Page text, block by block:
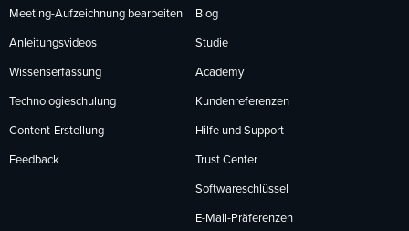
Meeting-Aufzeichnung bearbeiten
Anleitungsvideos
Wissenserfassung
Technologieschulung
Content-Erstellung
Feedback
Blog
Studie
Academy
Kundenreferenzen
Hilfe und Support
Trust Center
Softwareschlüssel
E-Mail-Präferenzen